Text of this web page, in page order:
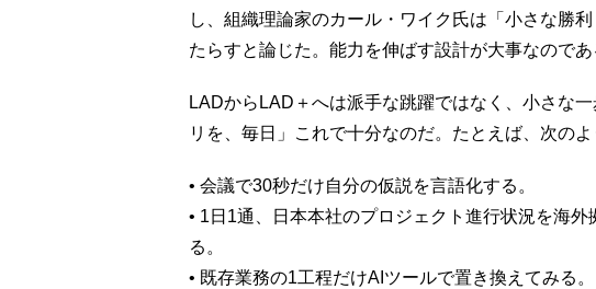
し、組織理論家のカール・ワイク氏は「小さな勝
たらすと論じた。能力を伸ばす設計が大事なのであ
LADからLAD＋へは派手な跳躍ではなく、小さな
リを、毎日」これで十分なのだ。たとえば、次のよ
• 会議で30秒だけ自分の仮説を言語化する。
• 1日1通、日本本社のプロジェクト進行状況を海
る。
• 既存業務の1工程だけAIツールで置き換えてみる。